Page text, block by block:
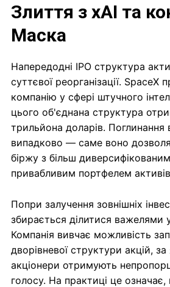
Злиття з xAI та
Маска
Напередодні IPO структура
суттєвої реорганізації. SpaceX
компанію у сфері штучного
цього об'єднана структура
трильйона доларів. Поглинання
випадково — саме воно
біржу з більш диверсифікованим
привабливим портфелем
Попри залучення зовнішніх
збирається ділитися важелями
Компанія вивчає можливість
дворівневої структури акцій, за
акціонери отримують
голосу. На практиці це означає,